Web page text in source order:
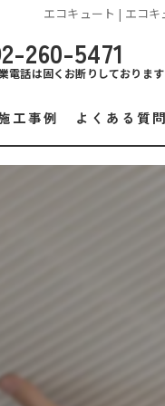
エコキュート | エコ
260-5471
電話は固くお断りしております
工事例 よくある質問